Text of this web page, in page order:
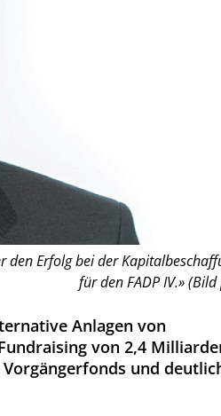
den Erfolg bei der
für den FADP IV.» (Bild
Anlagen von
von 2,4
und